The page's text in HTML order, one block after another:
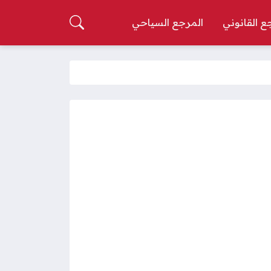
القانوني المرجع السياحي